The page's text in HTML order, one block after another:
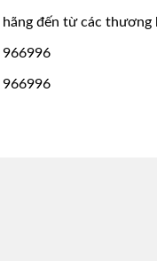
hãng đến từ các
966996
966996